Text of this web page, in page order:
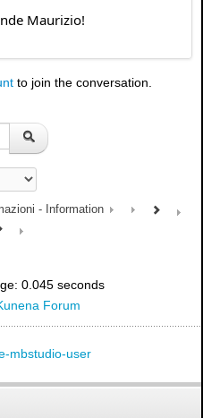
Maurizio!
to join the conversation.
- Information
0.045 seconds
Forum